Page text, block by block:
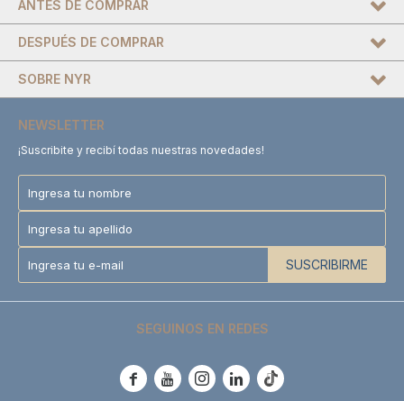
DESPUÉS DE COMPRAR
SOBRE NYR
ANTES DE COMPRAR
NEWSLETTER
¡Suscribite y recibí todas nuestras novedades!
SUSCRIBIRME
SEGUINOS EN REDES
    